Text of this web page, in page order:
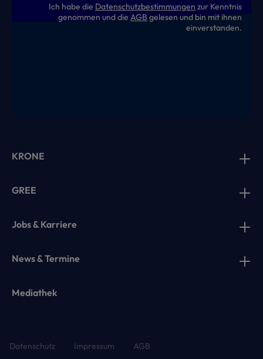
Ich habe die Datenschutzbestimmungen zur Kenntnis
genommen und die AGB gelesen und bin mit ihnen
einverstanden.
KRONE
GREE
Jobs & Karriere
News & Termine
Mediathek
Datenschutz Impressum AGB